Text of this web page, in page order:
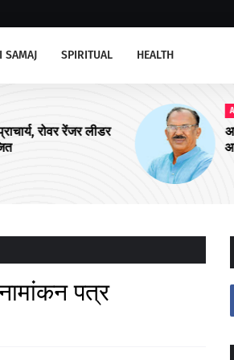
SAMAJ SPIRITUAL HEALTH
अजमेर उत्तर को चार और आयुष्मान शहरी
आरोग्य मंदिरों की सौगात
पत्र